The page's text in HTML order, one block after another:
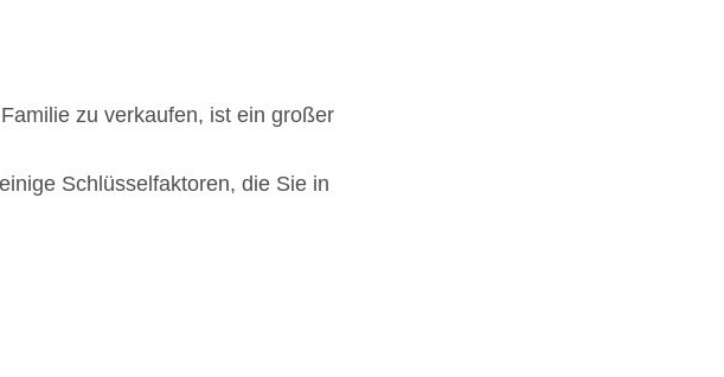
zu verkaufen, ist ein großer
Schlüsselfaktoren, die Sie in